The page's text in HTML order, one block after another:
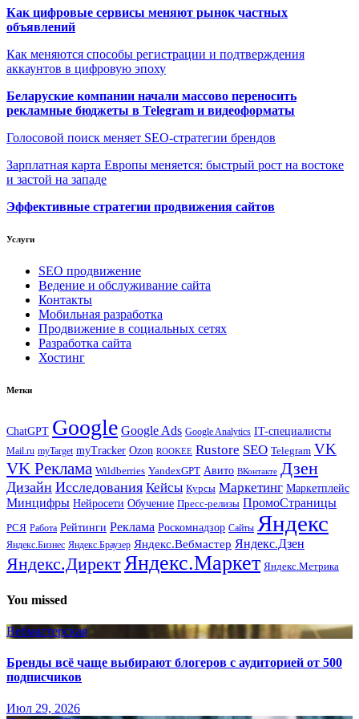
Как цифровые сервисы меняют рынок частных
объявлений
Как меняются способы регистрации и подтверждения
аккаунтов в цифровую эпоху
Беларуские компании начали массово переносить
рекламные бюджеты в Telegram и видеоформаты
Голосовой поиск меняет SEO-стратегии брендов
Зарплатная карта Европы меняется: быстрый рост на востоке
и застой на западе
Эффективные стратегии продвижения сайтов
Услуги
SEO продвижение
Ведение и обслуживание сайта
Контакты
Мобильная разработка
Продвижение в социальных сетях
Разработка сайта
Хостинг
Метки
ChatGPT Google Google Ads Google Analytics IT-специалисты
Mail.ru myTarget myTracker Ozon ROOKEE Rustore SEO Telegram VK
VK Реклама Wildberries YandexGPT Авито ВКонтакте Дзен
Дизайн Исследования Кейсы Курсы Маркетинг Маркетплейс
Минцифры Нейросети Обучение Пресс-релизы ПромоСтраницы
РСЯ Работа Рейтинги Реклама Роскомнадзор Сайты Яндекс
Яндекс.Бизнес Яндекс.Браузер Яндекс.Вебмастер Яндекс.Дзен
Яндекс.ДиректЯндекс.Маркет Яндекс.Метрика
You missed
Вебмастерская
Бренды всё чаще выбирают блогеров с аудиторией от 500
подписчиков
Июл 29, 2026